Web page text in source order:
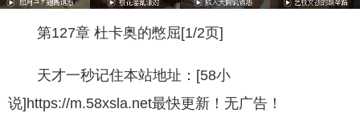
第127章 杜卡奥的憋屈[1/2页]
天才一秒记住本站地址：[58小
说]https://m.58xsla.net最快更新！无广告！